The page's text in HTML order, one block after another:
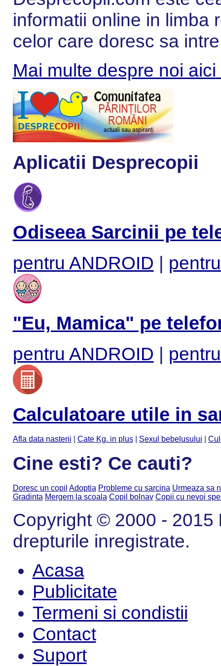
informatii online in limba
celor care doresc sa
Mai multe despre noi aici
Aplicatii Desprecopii
Odiseea Sarcinii pe
pentru ANDROID |
"Eu, Mamica" pe
pentru ANDROID |
Calculatoare utile in
Afla data nasterii Cate Kg. in plus| Sexul bebelusului
Cine esti? Ce cauti?
Doresc un copil Adoptia Probleme cu sarcina Urmeaza sa
Gradinta Mergem la scoala Copil bolnav Copii cu nevoi
Copyright © 2000 - 2015
drepturile inregistrate.
Acasa
Publicitate
Termeni si condistii
Contact
Suport